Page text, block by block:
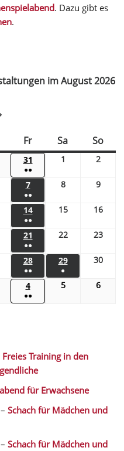
. Dazu gibt es
.
im August 2026
Fr Sa So
31
●●
1 2
7
●●
8 9
14
●●
15 16
21
●●
22 23
28
●●
29
●
30
4
●●
5 6
Freies Training in den
für Erwachsene
– Schach für Mädchen und
– Schach für Mädchen und